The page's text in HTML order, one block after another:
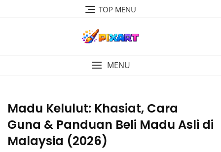
TOP MENU
MENU
Madu Kelulut: Khasiat, Cara
Guna & Panduan Beli Madu Asli di
Malaysia (2026)